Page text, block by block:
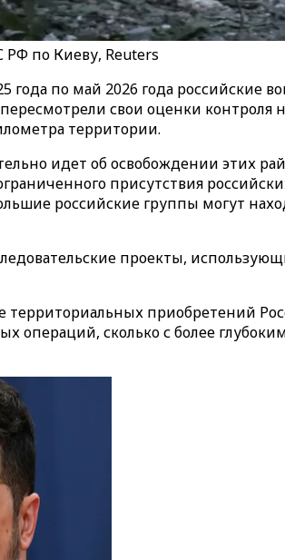
РФ по Киеву, Reuters
года по май 2026 года российские
свои оценки
территории.
идет об освобождении этих
присутствия
российские группы могут
проекты,
приобретений
операций, сколько с более